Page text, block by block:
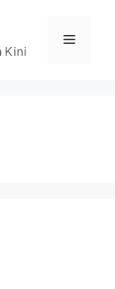
Kini
Menu